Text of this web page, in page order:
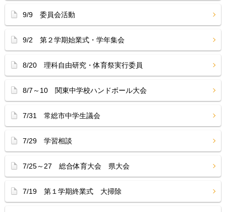
9/9 委員会活動
9/2 第２学期始業式・学年集会
8/20 理科自由研究・体育祭実行委員
8/7～10 関東中学校ハンドボール大会
7/31 常総市中学生議会
7/29 学習相談
7/25～27 総合体育大会 県大会
7/19 第１学期終業式 大掃除